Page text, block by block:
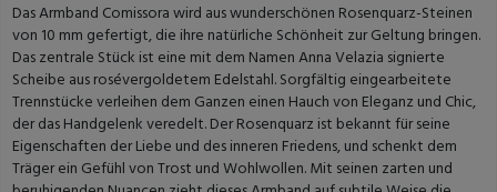
Das Armband Comissora wird aus wunderschönen Rosenquarz-Steinen
von 10 mm gefertigt, die ihre natürliche Schönheit zur Geltung bringen.
Das zentrale Stück ist eine mit dem Namen Anna Velazia signierte
Scheibe aus rosévergoldetem Edelstahl. Sorgfältig eingearbeitete
Trennstücke verleihen dem Ganzen einen Hauch von Eleganz und Chic,
der das Handgelenk veredelt. Der Rosenquarz ist bekannt für seine
Eigenschaften der Liebe und des inneren Friedens, und schenkt dem
Träger ein Gefühl von Trost und Wohlwollen. Mit seinen zarten und